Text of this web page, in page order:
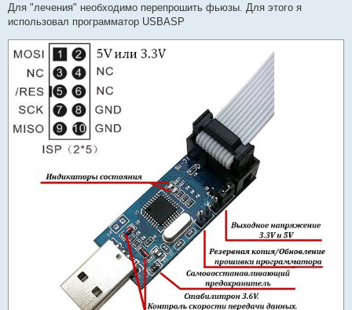
Для "лечения" необходимо перепрошить фьюзы. Для этого я
использовал программатор USBASP